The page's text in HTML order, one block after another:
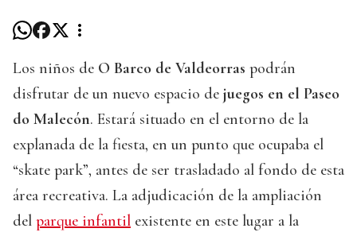
Los niños de O Barco de Valdeorras podrán
disfrutar de un nuevo espacio de juegos en el Paseo
do Malecón. Estará situado en el entorno de la
explanada de la fiesta, en un punto que ocupaba el
“skate park”, antes de ser trasladado al fondo de esta
área recreativa. La adjudicación de la ampliación
del parque infantil existente en este lugar a la